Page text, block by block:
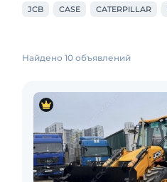
JCB CASE CATERPILLAR
Найдено 10 объявлений